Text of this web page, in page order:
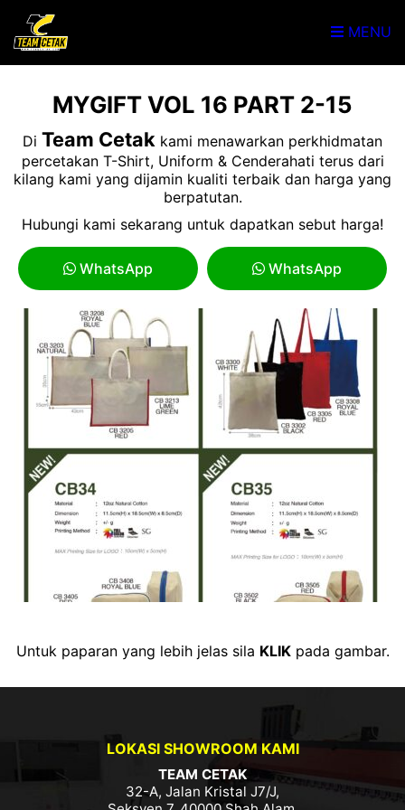
MENU
MYGIFT VOL 16 PART 2-15
Di Team Cetak kami menawarkan perkhidmatan
percetakan T-Shirt, Uniform & Cenderahati terus dari
kilang kami yang dijamin kualiti terbaik dan harga yang
berpatutan.
Hubungi kami sekarang untuk dapatkan sebut harga!
WhatsApp WhatsApp
Untuk paparan yang lebih jelas sila KLIKpada gambar.
LOKASI SHOWROOM KAMI
TEAM CETAK
32-A, Jalan Kristal J7/J,